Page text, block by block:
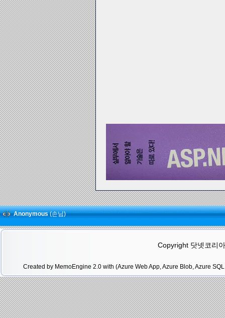
Anonymous(손님)
Copyright 닷넷코리
Created by MemoEngine 2.0 with (Azure Web App, Azure Blob, Azure